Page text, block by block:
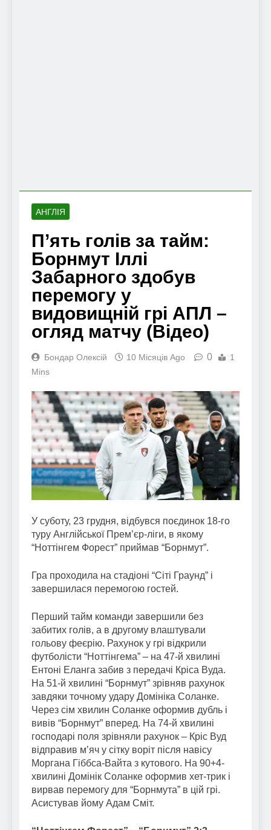
АНГЛІЯ
П’ять голів за тайм:
Борнмут Іллі
Забарного здобув
перемогу у
видовищній грі АПЛ –
огляд матчу (Відео)
Бондар Олексій 10 Місяців Ago 0
1
Mins
У суботу, 23 грудня, відбувся поєдинок 18-го
туру Англійської Прем’єр-ліги, в якому
“Ноттінгем Форест” приймав “Борнмут”.
Гра проходила на стадіоні “Сіті Граунд” і
завершилася перемогою гостей.
Перший тайм команди завершили без
забитих голів, а в другому влаштували
гольову феєрію. Рахунок у грі відкрили
футболісти “Ноттінгема” – на 47-й хвилині
Ентоні Еланга забив з передачі Кріса Вуда.
На 51-й хвилині “Борнмут” зрівняв рахунок
завдяки точному удару Домініка Соланке.
Через сім хвилин Соланке оформив дубль і
вивів “Борнмут” вперед. На 74-й хвилині
господарі поля зрівняли рахунок – Кріс Вуд
відправив м’яч у сітку воріт після навісу
Моргана Гіббса-Вайта з кутового. На 90+4-
хвилині Домінік Соланке оформив хет-трик і
вирвав перемогу для “Борнмута” в цій грі.
Асистував йому Адам Сміт.